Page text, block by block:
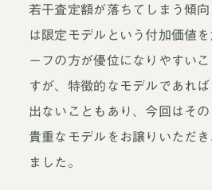
若干査定額が落ちてしまう傾
は限定モデルという付加価値
ーフの方が優位になりやすい
すが、特徴的なモデルであれ
出ないこともあり、今回はその
貴重なモデルをお譲りいただ
ました。